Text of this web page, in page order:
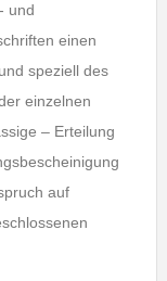
und
einen
speziell des
einzelnen
– Erteilung
auf